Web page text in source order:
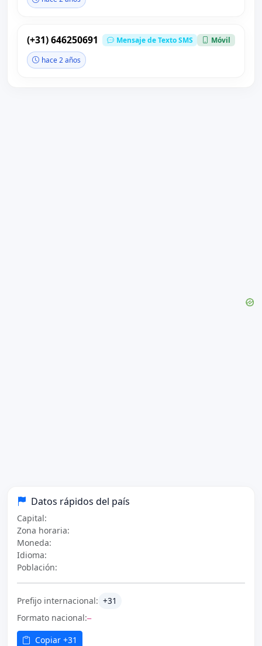
(+31) 646250691 Mensaje de Texto SMS Móvil
hace 2 años
Datos rápidos del país
Capital:
Zona horaria:
Moneda:
Idioma:
Población:
Prefijo internacional: +31
Formato nacional:—
Copiar +31